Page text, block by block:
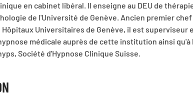
en cabinet libéral. Il enseigne au DEU de
de l'Université de Genève. Ancien premier
Hôpitaux Universitaires de Genève, il est superviseur
médicale auprès de cette institution ainsi qu'à
Société d'Hypnose Clinique Suisse.